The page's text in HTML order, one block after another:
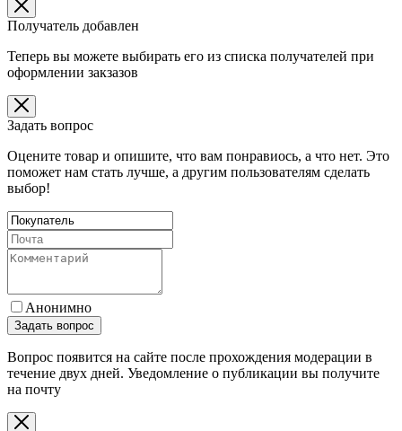
Получатель добавлен
Теперь вы можете выбирать его из списка получателей при
оформлении закзазов
Задать вопрос
Оцените товар и опишите, что вам понравиось, а что нет. Это
поможет нам стать лучше, а другим пользователям сделать
выбор!
Анонимно
Задать вопрос
Вопрос появится на сайте после прохождения модерации в
течение двух дней. Уведомление о публикации вы получите
на почту